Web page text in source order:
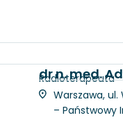
dr n. med.
Radioterapeuta
Warszawa, ul.
– Państwowy